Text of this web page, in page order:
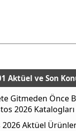
Aktüel ve Son
Gitmeden Önce
2026 Katalogları
2026 Aktüel